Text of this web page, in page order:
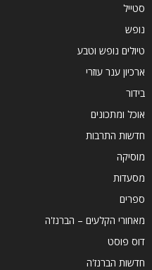
סטייל
נופש
טיולים נופש וטבע
ארכיון ענר עוזרי
בידור
אוכל ומתכונים
חדשות התרבות
מוסיקה
מסעדות
ספרים
מאחורי הקלעים – הברנז'ה
דוס פוסט
חדשות הברנז'ה